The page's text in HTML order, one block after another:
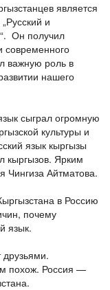
является
и
Он получил
современного
важную роль в
нашего
сыграл огромную
культуры и
язык кыргызы
кыргызов. Ярким
Чингиза Айтматова.
в Россию
почему
язык.
друзьями.
похож. Россия —